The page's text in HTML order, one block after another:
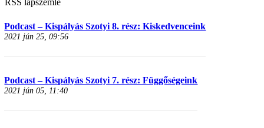
Podcast – Kispályás Szotyi 8. rész: Kiskedvenceink
2021 jún 25, 09:56
Podcast – Kispályás Szotyi 7. rész: Függőségeink
2021 jún 05, 11:40